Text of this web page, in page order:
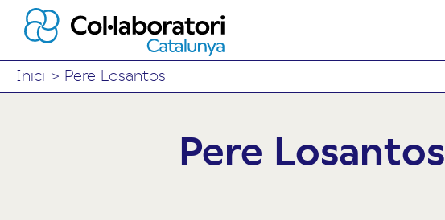
Inici > Pere Losantos
Pere Losantos